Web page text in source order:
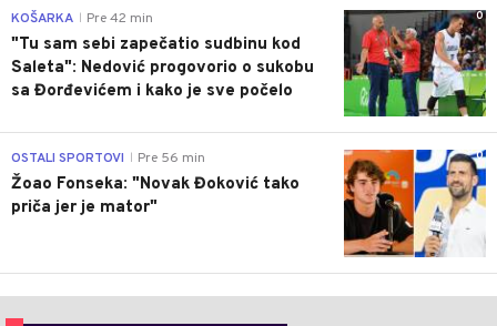
0
KOŠARKA Pre 42 min
"Tu sam sebi zapečatio sudbinu kod
Saleta": Nedović progovorio o sukobu
sa Đorđevićem i kako je sve počelo
0
OSTALI SPORTOVI Pre 56 min
Žoao Fonseka: "Novak Đoković tako
priča jer je mator"